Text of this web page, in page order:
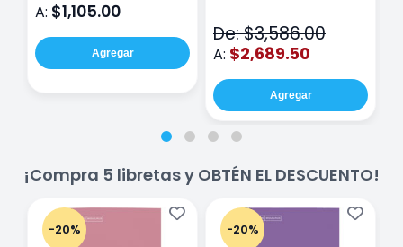
A: $1,105.00
Agregar
De: $3,586.00
A: $2,689.50
Agregar
¡Compra 5 libretas y OBTÉN EL DESCUENTO!
-20% -20%